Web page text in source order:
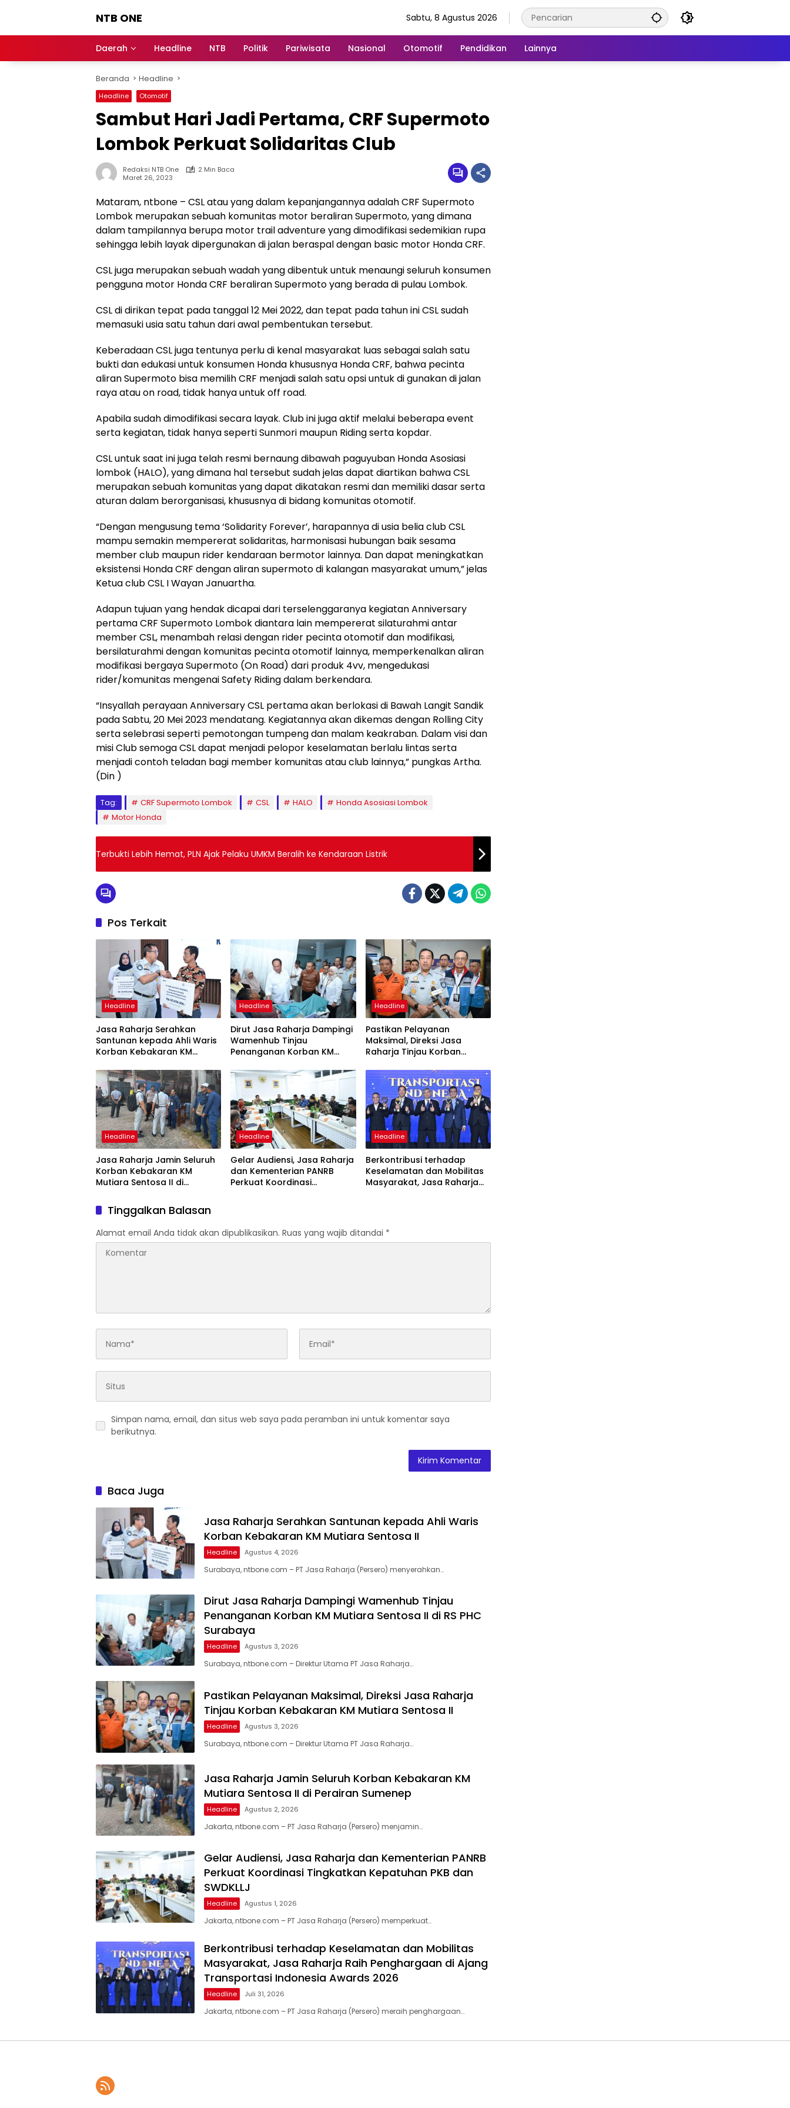
NTB ONE
dan
Berita
Lombok
Sabtu, 8 Agustus 2026
Daerah Headline NTB Politik Pariwisata Nasional Otomotif Pendidikan Lainnya
Beranda Headline
Headline Otomotif
Sambut Hari Jadi Pertama, CRF Supermoto
Lombok Perkuat Solidaritas Club
Redaksi NTB One
2 Min Baca
Maret 26, 2023
Mataram, ntbone – CSL atau yang dalam kepanjangannya adalah CRF Supermoto
Lombok merupakan sebuah komunitas motor beraliran Supermoto, yang dimana
dalam tampilannya berupa motor trail adventure yang dimodifikasi sedemikian rupa
sehingga lebih layak dipergunakan di jalan beraspal dengan basic motor Honda CRF.
CSL juga merupakan sebuah wadah yang dibentuk untuk menaungi seluruh konsumen
pengguna motor Honda CRF beraliran Supermoto yang berada di pulau Lombok.
CSL di dirikan tepat pada tanggal 12 Mei 2022, dan tepat pada tahun ini CSL sudah
memasuki usia satu tahun dari awal pembentukan tersebut.
Keberadaan CSL juga tentunya perlu di kenal masyarakat luas sebagai salah satu
bukti dan edukasi untuk konsumen Honda khususnya Honda CRF, bahwa pecinta
aliran Supermoto bisa memilih CRF menjadi salah satu opsi untuk di gunakan di jalan
raya atau on road, tidak hanya untuk off road.
Apabila sudah dimodifikasi secara layak. Club ini juga aktif melalui beberapa event
serta kegiatan, tidak hanya seperti Sunmori maupun Riding serta kopdar.
CSL untuk saat ini juga telah resmi bernaung dibawah paguyuban Honda Asosiasi
lombok (HALO), yang dimana hal tersebut sudah jelas dapat diartikan bahwa CSL
merupakan sebuah komunitas yang dapat dikatakan resmi dan memiliki dasar serta
aturan dalam berorganisasi, khususnya di bidang komunitas otomotif.
“Dengan mengusung tema ‘Solidarity Forever’, harapannya di usia belia club CSL
mampu semakin mempererat solidaritas, harmonisasi hubungan baik sesama
member club maupun rider kendaraan bermotor lainnya. Dan dapat meningkatkan
eksistensi Honda CRF dengan aliran supermoto di kalangan masyarakat umum,” jelas
Ketua club CSL I Wayan Januartha.
Adapun tujuan yang hendak dicapai dari terselenggaranya kegiatan Anniversary
pertama CRF Supermoto Lombok diantara lain mempererat silaturahmi antar
member CSL, menambah relasi dengan rider pecinta otomotif dan modifikasi,
bersilaturahmi dengan komunitas pecinta otomotif lainnya, memperkenalkan aliran
modifikasi bergaya Supermoto (On Road) dari produk 4vv, mengedukasi
rider/komunitas mengenai Safety Riding dalam berkendara.
“Insyallah perayaan Anniversary CSL pertama akan berlokasi di Bawah Langit Sandik
pada Sabtu, 20 Mei 2023 mendatang. Kegiatannya akan dikemas dengan Rolling City
serta selebrasi seperti pemotongan tumpeng dan malam keakraban. Dalam visi dan
misi Club semoga CSL dapat menjadi pelopor keselamatan berlalu lintas serta
menjadi contoh teladan bagi member komunitas atau club lainnya,” pungkas Artha.
(Din )
Tag: CRF Supermoto Lombok CSL HALO
Honda Asosiasi Lombok
Motor Honda
Terbukti Lebih Hemat, PLN Ajak Pelaku UMKM Beralih ke Kendaraan Listrik
Pos Terkait
Headline
Jasa Raharja Serahkan
Santunan kepada Ahli Waris
Korban Kebakaran KM
Headline
Dirut Jasa Raharja Dampingi
Wamenhub Tinjau
Penanganan Korban KM
Surabaya
Headline
Pastikan Pelayanan
Maksimal, Direksi Jasa
Raharja Tinjau Korban
Sentosa II
Headline
Jasa Raharja Jamin Seluruh
Korban Kebakaran KM
Mutiara Sentosa II di
Headline
Gelar Audiensi, Jasa Raharja
dan Kementerian PANRB
Perkuat Koordinasi
Headline
Berkontribusi terhadap
Keselamatan dan Mobilitas
Masyarakat, Jasa Raharja
Tinggalkan Balasan
Alamat email Anda tidak akan dipublikasikan. Ruas yang wajib ditandai *
Simpan nama, email, dan situs web saya pada peramban ini untuk komentar saya
berikutnya.
Baca Juga
Jasa Raharja Serahkan Santunan kepada Ahli Waris
Korban Kebakaran KM Mutiara Sentosa II
Headline Agustus 4, 2026
Surabaya, ntbone.com – PT Jasa Raharja (Persero) menyerahkan…
Dirut Jasa Raharja Dampingi Wamenhub Tinjau
Penanganan Korban KM Mutiara Sentosa II di RS PHC
Surabaya
Headline Agustus 3, 2026
Surabaya, ntbone.com – Direktur Utama PT Jasa Raharja…
Pastikan Pelayanan Maksimal, Direksi Jasa Raharja
Tinjau Korban Kebakaran KM Mutiara Sentosa II
Headline Agustus 3, 2026
Surabaya, ntbone.com – Direktur Utama PT Jasa Raharja…
Jasa Raharja Jamin Seluruh Korban Kebakaran KM
Mutiara Sentosa II di Perairan Sumenep
Headline Agustus 2, 2026
Jakarta, ntbone.com – PT Jasa Raharja (Persero) menjamin…
Gelar Audiensi, Jasa Raharja dan Kementerian PANRB
Perkuat Koordinasi Tingkatkan Kepatuhan PKB dan
SWDKLLJ
Headline Agustus 1, 2026
Jakarta, ntbone.com – PT Jasa Raharja (Persero) memperkuat…
Berkontribusi terhadap Keselamatan dan Mobilitas
Masyarakat, Jasa Raharja Raih Penghargaan di Ajang
Transportasi Indonesia Awards 2026
Headline Juli 31, 2026
Jakarta, ntbone.com – PT Jasa Raharja (Persero) meraih penghargaan…